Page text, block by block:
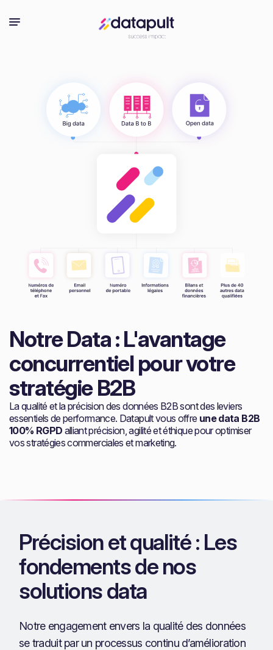
Notre Data : L'avantage
concurrentiel pour votre
stratégie B2B
La qualité et la précision des données B2B sont des leviers
essentiels de performance. Datapult vous offre une data B2B
100% RGPD alliant précision, agilité et éthique pour optimiser
vos stratégies commerciales et marketing.
Précision et qualité : Les
fondements de nos
solutions data
Notre engagement envers la qualité des données
se traduit par un processus continu d’amélioration